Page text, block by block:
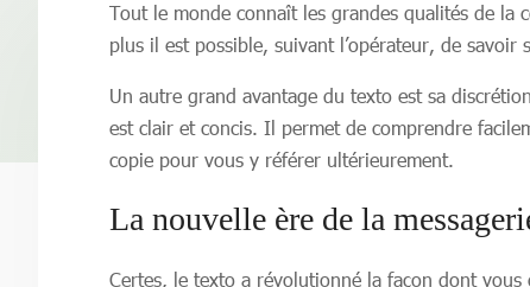
Tout le monde connaît les grandes qualités de la
plus il est possible, suivant l’opérateur, de savoir
Un autre grand avantage du texto est sa
est clair et concis. Il permet de comprendre
copie pour vous y référer ultérieurement.
La nouvelle ère de la
Certes, le texto a révolutionné la façon dont vous